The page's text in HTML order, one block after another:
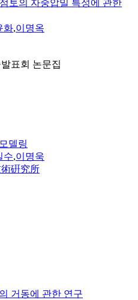
토의 자중압밀 특성에 관한
화,이명옥
표회 논문집
델링
수,이명욱
硏究所
거동에 관한 연구